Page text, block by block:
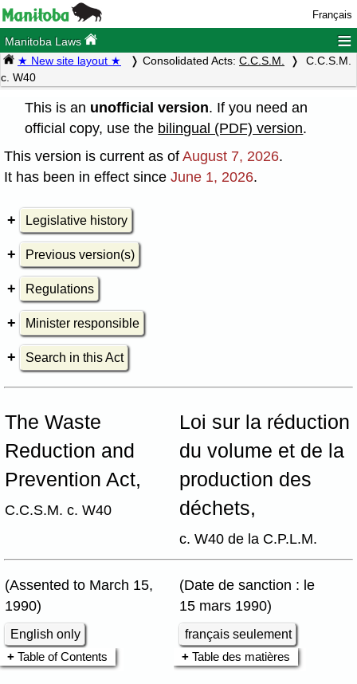
Français
Manitoba Laws ≡
★ New site layout ★ Consolidated Acts: C.C.S.M.
C.C.S.M.
c. W40
This is an unofficial version. If you need an
official copy, use the bilingual (PDF) version.
This version is current as of August 7, 2026.
It has been in effect since June 1, 2026.
Legislative history
Previous version(s)
Regulations
Minister responsible
Search in this Act
The Waste
Reduction and
Prevention Act,
C.C.S.M. c. W40
Loi sur la réduction
du volume et de la
production des
déchets,
c. W40 de la C.P.L.M.
(Assented to March 15,
1990)
(Date de sanction : le
15 mars 1990)
English only
français seulement
Table of Contents
Table des matières